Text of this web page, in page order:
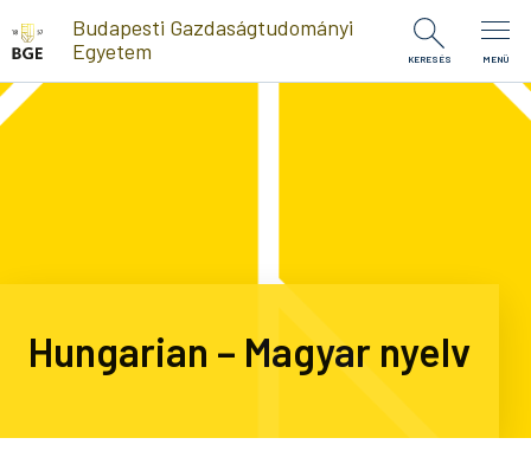
Ugrás a tartalomra
Budapesti Gazdaságtudományi
Egyetem
KERESÉS MENÜ
Hungarian – Magyar nyelv